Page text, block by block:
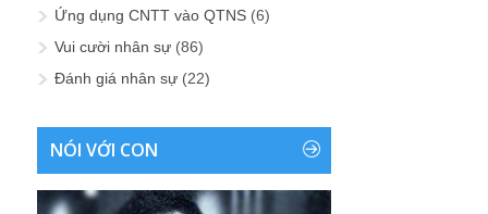
Ứng dụng CNTT vào QTNS (6)
Vui cười nhân sự (86)
Đánh giá nhân sự (22)
NÓI VỚI CON